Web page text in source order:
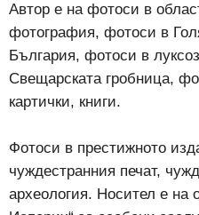
Автор е на фотоси в
фотография, фотоси в
България, фотоси в
Свещарската гробница,
картички, книги.
Фотоси в престижното
чуждестранния печат,
археология. Носител е на